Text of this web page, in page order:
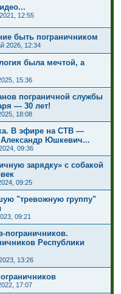
12:55
быть пограничником
2026, 12:34
была мечтой, а
15:36
пограничной службы
— 30 лет!
18:08
В эфире на СТВ —
Юшкевич...
09:36
зарядку» с собакой
09:25
"тревожную группу"
09:21
пограничников.
Республики
13:26
17:07